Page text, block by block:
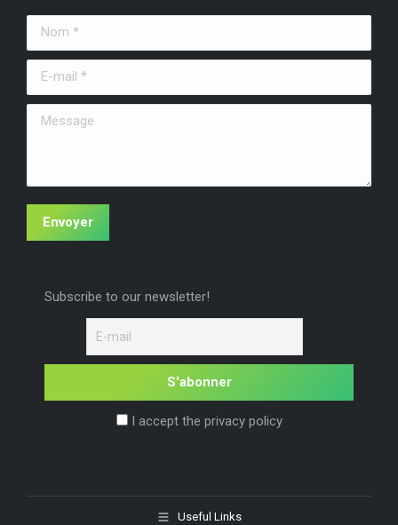
s'ouvre
dans
une
nouvelle
fenêtre
s'ouvre
dans
une
nouvelle
fenêtre
s'ouvre
une
fenêtre
Nom *
E-mail *
Message
Envoyer
Subscribe to our newsletter!
I accept the privacy policy
Useful Links